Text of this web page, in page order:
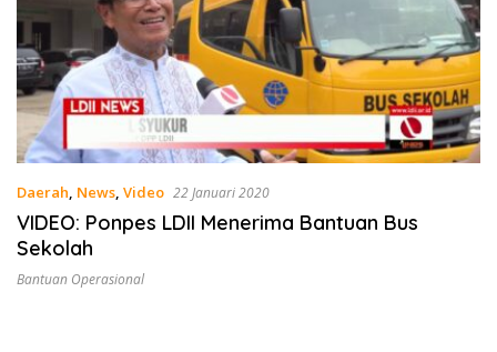
Daerah, News, Video 22 Januari 2020
VIDEO: Ponpes LDII Menerima Bantuan Bus
Sekolah
Bantuan Operasional